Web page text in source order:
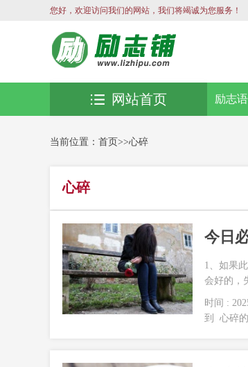
您好，欢迎访问我们的网站，我们将竭诚为您服务！
励志
网站首页
当前位置： 首页>>心碎
心碎
今日
1、如果
会好的，
时间 :
到
心碎